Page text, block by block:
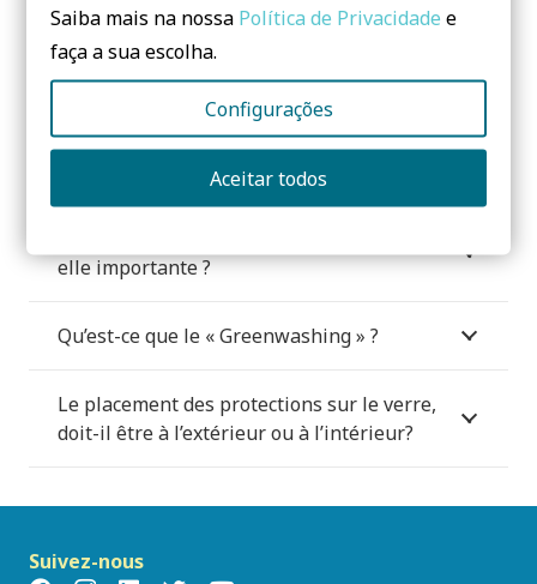
Comment dois-je orienter ma maison?
Je vais construire une maison. Que dois-je
faire pour en faire un bâtiment plus
elle importante ?
Qu’est-ce que le « Greenwashing » ?
Le placement des protections sur le verre,
doit-il être à l’extérieur ou à l’intérieur?
Suivez-nous
Saiba mais na nossa Política de Privacidade e
faça a sua escolha.
Configurações
Aceitar todos